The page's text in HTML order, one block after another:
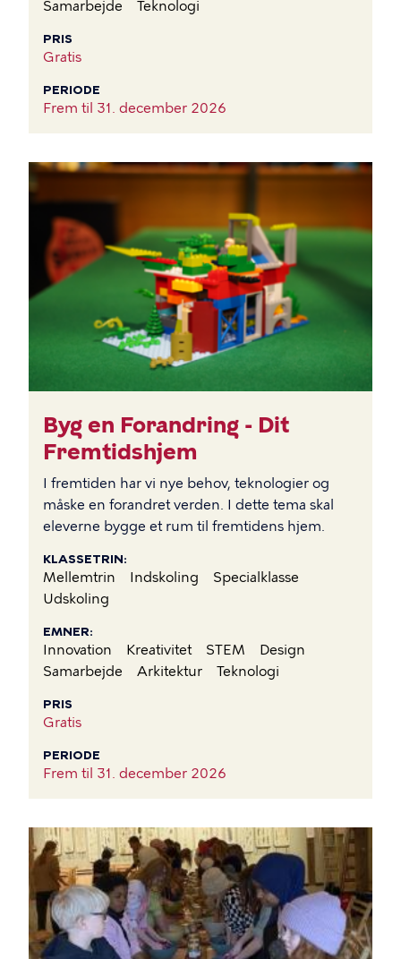
Samarbejde Teknologi
PRIS
Gratis
PERIODE
Frem til 31. december 2026
BILLEDE
Byg en Forandring - Dit
Fremtidshjem
I fremtiden har vi nye behov, teknologier og
måske en forandret verden. I dette tema skal
eleverne bygge et rum til fremtidens hjem.
KLASSETRIN
Mellemtrin Indskoling
Specialklasse
Udskoling
EMNER
Innovation Kreativitet STEM
Design
Samarbejde
Arkitektur Teknologi
PRIS
Gratis
PERIODE
Frem til 31. december 2026
BILLEDE